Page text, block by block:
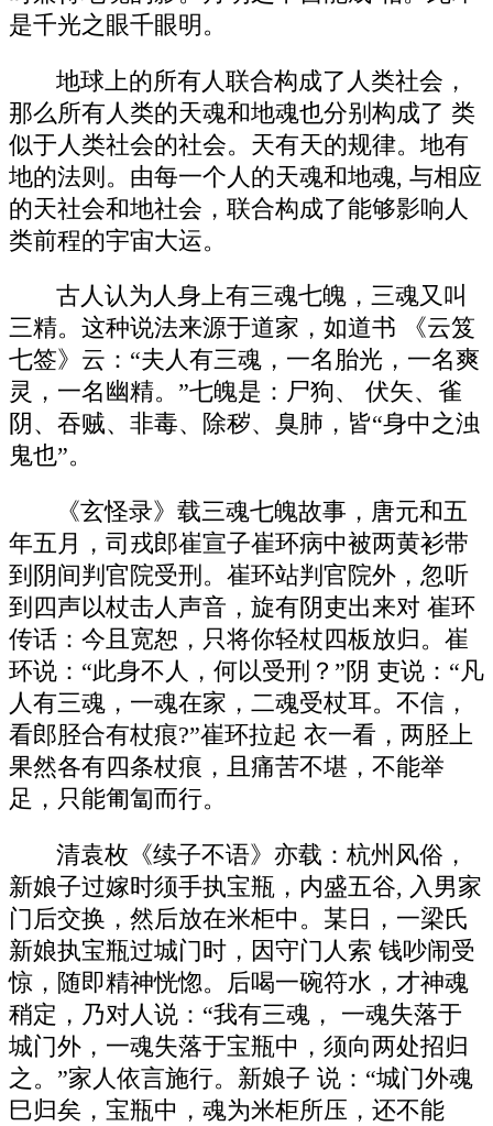
是千光之眼千眼明。
地球上的所有人联合构成了人类社会，
那么所有人类的天魂和地魂也分别构成了 类
似于人类社会的社会。天有天的规律。地有
地的法则。由每一个人的天魂和地魂, 与相应
的天社会和地社会，联合构成了能够影响人
类前程的宇宙大运。
古人认为人身上有三魂七魄，三魂又叫
三精。这种说法来源于道家，如道书 《云笈
七签》云：“夫人有三魂，一名胎光，一名爽
灵，一名幽精。”七魄是：尸狗、 伏矢、雀
阴、吞贼、非毒、除秽、臭肺，皆“身中之浊
鬼也”。
《玄怪录》载三魂七魄故事，唐元和五
年五月，司戎郎崔宣子崔环病中被两黄衫带
到阴间判官院受刑。崔环站判官院外，忽听
到四声以杖击人声音，旋有阴吏出来对 崔环
传话：今且宽恕，只将你轻杖四板放归。崔
环说：“此身不人，何以受刑？”阴 吏说：“凡
人有三魂，一魂在家，二魂受杖耳。不信，
看郎胫合有杖痕?”崔环拉起 衣一看，两胫上
果然各有四条杖痕，且痛苦不堪，不能举
足，只能匍匐而行。
清袁枚《续子不语》亦载：杭州风俗，
新娘子过嫁时须手执宝瓶，内盛五谷, 入男家
门后交换，然后放在米柜中。某日，一梁氏
新娘执宝瓶过城门时，因守门人索 钱吵闹受
惊，随即精神恍惚。后喝一碗符水，才神魂
稍定，乃对人说：“我有三魂， 一魂失落于
城门外，一魂失落于宝瓶中，须向两处招归
之。”家人依言施行。新娘子 说：“城门外魂
巳归矣，宝瓶中，魂为米柜所压，还不能